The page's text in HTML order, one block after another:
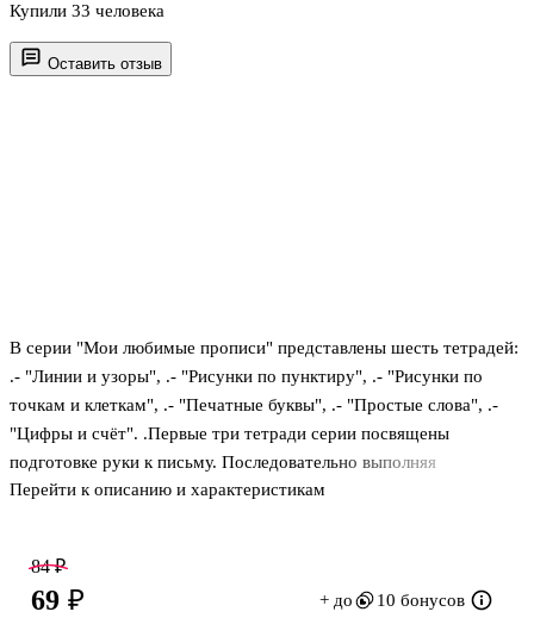
Оставить отзыв
В серии "Мои любимые прописи" представлены шесть тетрадей:
.- "Линии и узоры", .- "Рисунки по пунктиру", .- "Рисунки по
точкам и клеткам", .- "Печатные буквы", .- "Простые слова", .-
"Цифры и счёт". .Первые три тетради серии посвящены
подготовке руки к письму. Последовательно выполняя
предложенные задания, ребёнок сможет развить мелкую
контуры. .Следующие три рабочие тетради предназначены
непосредственно для письма. Заполняя страницы прописей и
Перейти к описанию и характеристикам
Купили 33 человека
84 ₽
69 ₽ + до 10 бонусов